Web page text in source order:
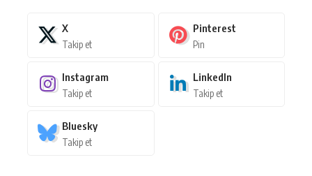
X
Takip et
Pinterest
Pin
Instagram
Takip et
LinkedIn
Takip et
Bluesky
Takip et